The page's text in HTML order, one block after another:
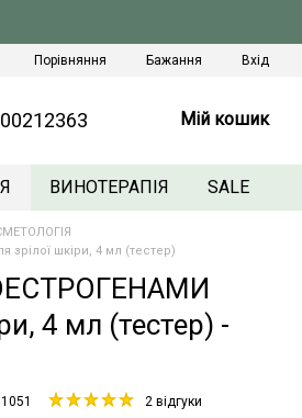
Порівняння Бажання Вхід
Мій кошик
ВИНОТЕРАПІЯ SALE
шкіри, 4 мл (тестер)
4 мл (тестер) -
2 відгуки